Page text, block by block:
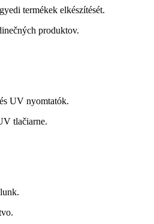
termékek elkészítését.
produktov.
UV nyomtatók.
tlačiarne.